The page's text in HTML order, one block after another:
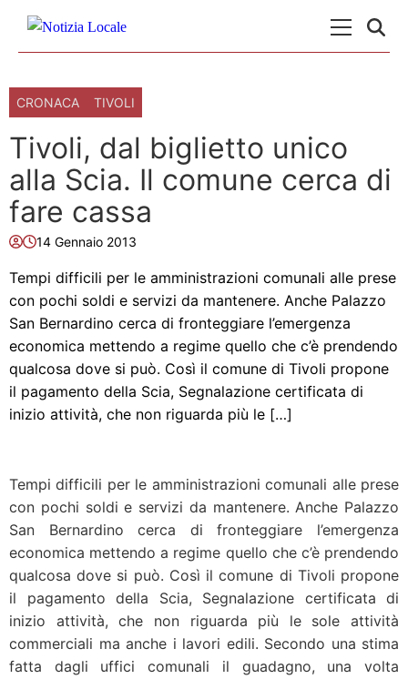
CRONACA TIVOLI
Tivoli, dal biglietto unico
alla Scia. Il comune cerca di
fare cassa
14 Gennaio 2013
Tempi difficili per le amministrazioni comunali alle prese
con pochi soldi e servizi da mantenere. Anche Palazzo
San Bernardino cerca di fronteggiare l’emergenza
economica mettendo a regime quello che c’è prendendo
qualcosa dove si può. Così il comune di Tivoli propone
il pagamento della Scia, Segnalazione certificata di
inizio attività, che non riguarda più le […]
Tempi difficili per le amministrazioni comunali alle prese
con pochi soldi e servizi da mantenere. Anche Palazzo
San Bernardino cerca di fronteggiare l’emergenza
economica mettendo a regime quello che c’è prendendo
qualcosa dove si può. Così il comune di Tivoli propone
il pagamento della Scia, Segnalazione certificata di
inizio attività, che non riguarda più le sole attività
commerciali ma anche i lavori edili. Secondo una stima
fatta dagli uffici comunali il guadagno, una volta